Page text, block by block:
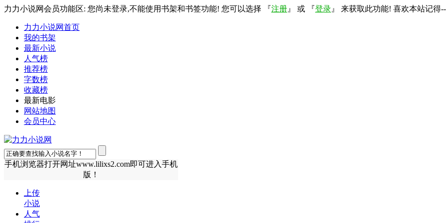
力力小说网会员功能区: 您尚未登录,不能使用书架和书签功能! 您可以选择 『注册 』 或 『登录 』 来获取此功能! 喜欢本站记得
力力小说网首页
我的书架
最新小说
人气榜
推荐榜
字数榜
收藏榜
最新电影
网站地图
会员中心
手机浏览器打开网址www.lilixs2.com即可进入手机
版！
上传
小说
人气